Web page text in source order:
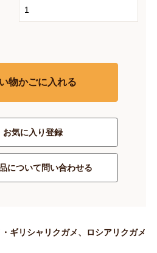
物かごに入れる
お気に入り登録
について問い合わせる
ギリシャリクガメ、ロシアリクガメ